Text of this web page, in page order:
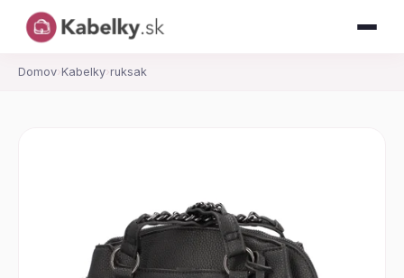
Domov› Kabelky› ruksak